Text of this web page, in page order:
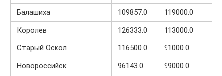
Балашиха 109857.0 119000.0
Королев
126333.0 113000.0
Старый Оскол
116500.0 91000.0
Новороссийск
96143.0 99000.0